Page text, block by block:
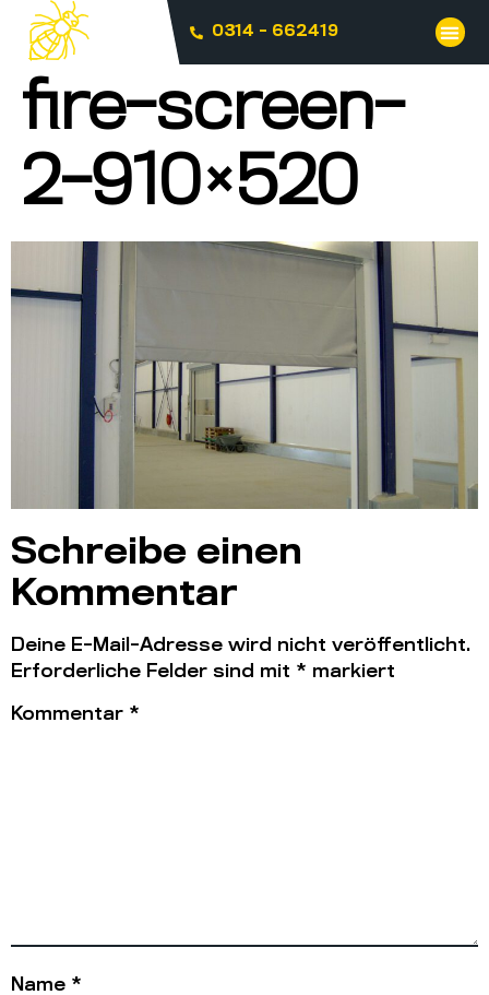
0314 - 662419
fire-screen-
2-910×520
Schreibe einen
Kommentar
Deine E-Mail-Adresse wird nicht veröffentlicht.
Erforderliche Felder sind mit * markiert
Kommentar *
Name *